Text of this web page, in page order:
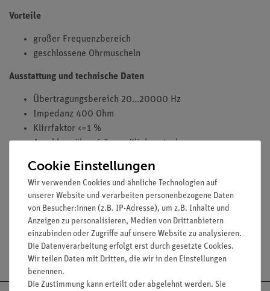
Vorteile
großer Frequenzbereich
geschlossene Ohrmuscheln
Ausstattung und technische Daten
Übertragungsbereich 20...20000 Hz
Impedanz 400 Ohm
Klirrfaktor <=1 %
Anschluss über 6,3-mm-Klinkenstecker
Versandkostenfrei ab 300,- €
Cookie Einstellungen
Wir verwenden Cookies und ähnliche Technologien auf
unserer Website und verarbeiten personenbezogene Daten
von Besucher:innen (z.B. IP-Adresse), um z.B. Inhalte und
Anzeigen zu personalisieren, Medien von Drittanbietern
einzubinden oder Zugriffe auf unsere Website zu analysieren.
Die Datenverarbeitung erfolgt erst durch gesetzte Cookies.
Wir teilen Daten mit Dritten, die wir in den Einstellungen
benennen.
Die Zustimmung kann erteilt oder abgelehnt werden. Sie